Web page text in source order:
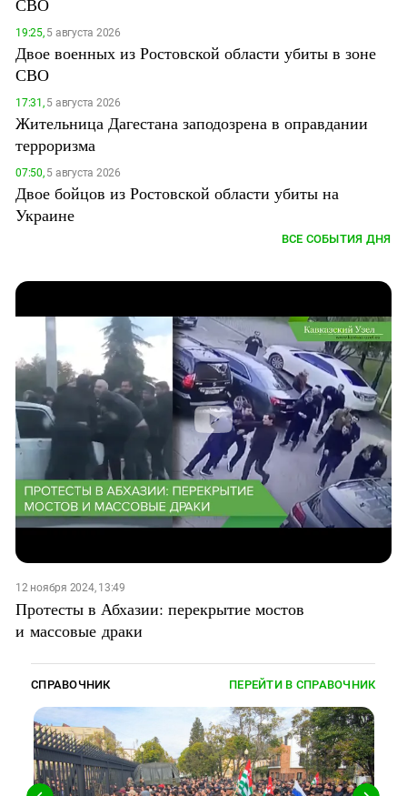
19:25,5 августа 2026
Двое военных из Ростовской области убиты в зоне
СВО
17:31,5 августа 2026
Жительница Дагестана заподозрена в оправдании
терроризма
07:50,5 августа 2026
Двое бойцов из Ростовской области убиты на
Украине
ВСЕ СОБЫТИЯ ДНЯ
12 ноября 2024, 13:49
Протесты в Абхазии: перекрытие мостов
и массовые драки
СПРАВОЧНИК ПЕРЕЙТИ В СПРАВОЧНИК